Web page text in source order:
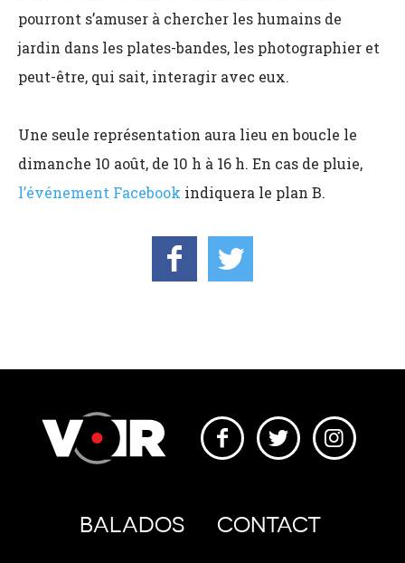
pourront s’amuser à chercher les humains de
jardin dans les plates-bandes, les photographier et
peut-être, qui sait, interagir avec eux.
Une seule représentation aura lieu en boucle le
dimanche 10 août, de 10 h à 16 h. En cas de pluie,
l’événement Facebook indiquera le plan B.
BALADOS CONTACT